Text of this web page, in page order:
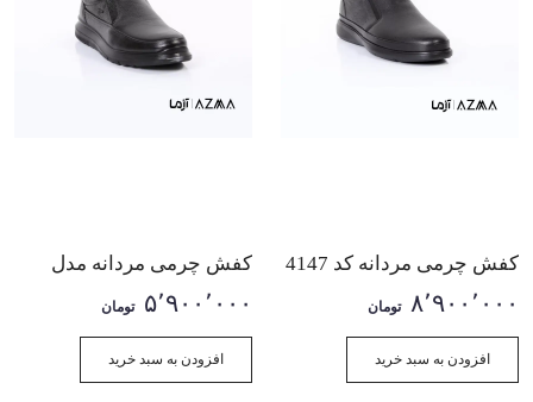
کفش چرمی مردانه کد 4147
۸٬۹۰۰٬۰۰۰ تومان
افزودن به سبد خرید
کفش چرمی مردانه مدل
ویبرام
۵٬۹۰۰٬۰۰۰ تومان
افزودن به سبد خرید